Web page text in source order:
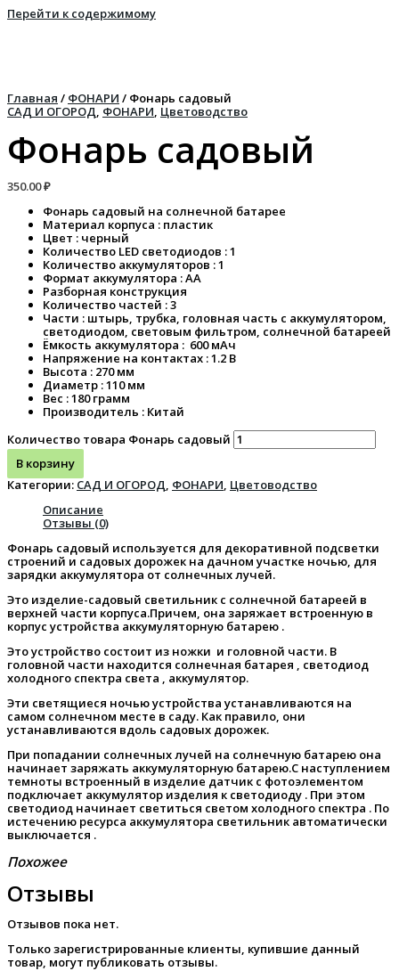
Перейти к содержимому
Главная / ФОНАРИ / Фонарь садовый
САД И ОГОРОД, ФОНАРИ, Цветоводство
Фонарь садовый
350.00₽
Фонарь садовый на солнечной батарее
Материал корпуса : пластик
Цвет : черный
Количество LED светодиодов : 1
Количество аккумуляторов : 1
Формат аккумулятора : АА
Разборная конструкция
Количество частей : 3
Части : штырь, трубка, головная часть с аккумулятором,
светодиодом, световым фильтром, солнечной батареей
Ёмкость аккумулятора : 600 мАч
Напряжение на контактах : 1.2 В
Высота : 270 мм
Диаметр : 110 мм
Вес : 180 грамм
Производитель : Китай
Количество товара Фонарь садовый
В корзину
Категории: САД И ОГОРОД ФОНАРИ Цветоводство
Описание
Отзывы (0)
Фонарь садовый используется для декоративной подсветки
строений и садовых дорожек на дачном участке ночью, для
зарядки аккумулятора от солнечных лучей.
Это изделие-садовый светильник с солнечной батареей в
верхней части корпуса.Причем, она заряжает встроенную в
корпус устройства аккумуляторную батарею .
Это устройство состоит из ножки и головной части. В
головной части находится солнечная батарея , светодиод
холодного спектра света , аккумулятор.
Эти светящиеся ночью устройства устанавливаются на
самом солнечном месте в саду. Как правило, они
устанавливаются вдоль садовых дорожек.
При попадании солнечных лучей на солнечную батарею она
начинает заряжать аккумуляторную батарею.С наступлением
темноты встроенный в изделие датчик с фотоэлементом
подключает аккумулятор изделия к светодиоду . При этом
светодиод начинает светиться светом холодного спектра . По
истечению ресурса аккумулятора светильник автоматически
выключается .
Похожее
Отзывы
Отзывов пока нет.
Только зарегистрированные клиенты, купившие данный
товар, могут публиковать отзывы.